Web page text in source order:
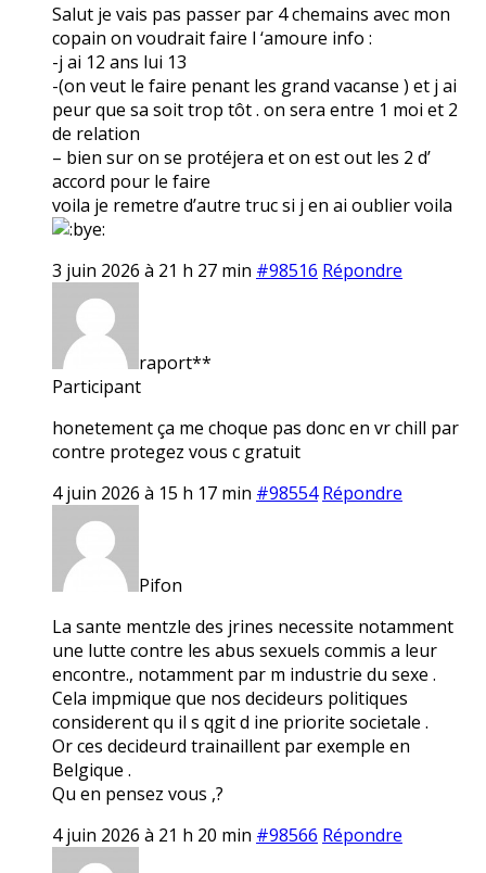
Salut je vais pas passer par 4 chemains avec mon
copain on voudrait faire l ‘amoure info :
-j ai 12 ans lui 13
-(on veut le faire penant les grand vacanse ) et j ai
peur que sa soit trop tôt . on sera entre 1 moi et 2
de relation
– bien sur on se protéjera et on est out les 2 d’
accord pour le faire
voila je remetre d’autre truc si j en ai oublier voila
3 juin 2026 à 21 h 27 min #98516 Répondre
raport**
Participant
honetement ça me choque pas donc en vr chill par
contre protegez vous c gratuit
4 juin 2026 à 15 h 17 min #98554 Répondre
Pifon
La sante mentzle des jrines necessite notamment
une lutte contre les abus sexuels commis a leur
encontre., notamment par m industrie du sexe .
Cela impmique que nos decideurs politiques
considerent qu il s qgit d ine priorite societale .
Or ces decideurd trainaillent par exemple en
Belgique .
Qu en pensez vous ,?
4 juin 2026 à 21 h 20 min #98566 Répondre